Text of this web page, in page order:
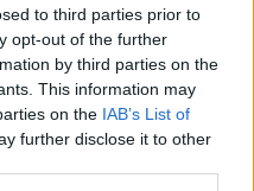
to third parties prior to
opt-out of the further
by third parties on the
This information may
on the IAB’s List of
further disclose it to other
# RTL HÍRESSÉGEK
#SZÜLETÉSNAP
#FÁJDALOM